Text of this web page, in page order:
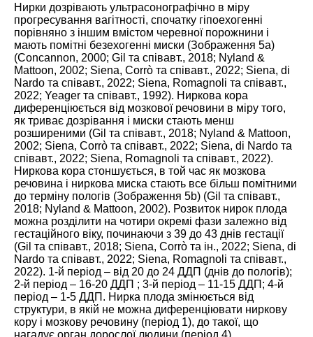
Нирки дозрівають ультрасонографічно в міру
прогресування вагітності, спочатку гіпоехогенні
порівняно з іншим вмістом черевної порожнини і
мають помітні безехогенні миски (Зображення 5а)
(Concannon, 2000; Gil та співавт., 2018; Nyland &
Mattoon, 2002; Siena, Corrò та співавт., 2022; Siena, di
Nardo та співавт., 2022; Siena, Romagnoli та співавт.,
2022; Yeager та співавт., 1992). Ниркова кора
диференціюється від мозкової речовини в міру того,
як триває дозрівання і миски стають менш
розширеними (Gil та співавт., 2018; Nyland & Mattoon,
2002; Siena, Corrò та співавт., 2022; Siena, di Nardo та
співавт., 2022; Siena, Romagnoli та співавт., 2022).
Ниркова кора стоншується, в той час як мозкова
речовина і ниркова миска стають все більш помітними
до терміну пологів (Зображення 5b) (Gil та співавт.,
2018; Nyland & Mattoon, 2002). Розвиток нирок плода
можна розділити на чотири окремі фази залежно від
гестаційного віку, починаючи з 39 до 43 днів гестації
(Gil та співавт., 2018; Siena, Corrò та ін., 2022; Siena, di
Nardo та співавт., 2022; Siena, Romagnoli та співавт.,
2022). 1-й період – від 20 до 24 ДДП (днів до пологів);
2-й період – 16-20 ДДП ; 3-й період – 11-15 ДДП; 4-й
період – 1-5 ДДП. Нирка плода змінюється від
структури, в якій не можна диференціювати ниркову
кору і мозкову речовину (період 1), до такої, що
нагадує орган дорослої людини (період 4).